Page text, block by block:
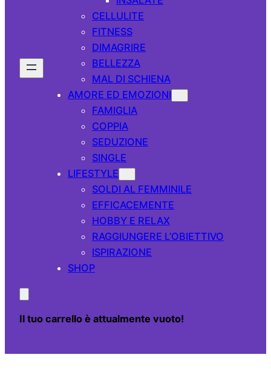
CELLULITE
FITNESS
DIMAGRIRE
BELLEZZA
MAL DI SCHIENA
AMORE ED EMOZIONI
FAMIGLIA
COPPIA
SEDUZIONE
SINGLE
LIFESTYLE
SOLDI AL FEMMINILE
EFFICACEMENTE
HOBBY E RELAX
RAGGIUNGERE L’OBIETTIVO
ISPIRAZIONE
SHOP
Il tuo carrello è attualmente vuoto!